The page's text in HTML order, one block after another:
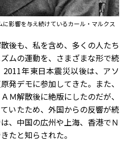
影響を与え続けているカール・マルクス
後も、私を含め、多くの人たち
ムの運動を、さまざまな形で続
年東日本震災以後は、アソ
発デモに参加してきた。また、
Ｍ解散後に絶版にしたのだが、
いたため、外国からの反響が続
、中国の広州や上海、香港でＮ
たと知らされた。